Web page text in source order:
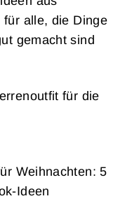
für alle, die Dinge
gemacht sind
für die
Weihnachten: 5
Ideen